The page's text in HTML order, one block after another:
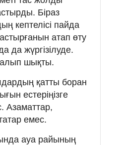
Біраз
кептелісі пайда
атап өту
да жүргізілуде.
алып шықты.
қатты боран
естеріңізге
Азаматтар,
емес.
ауа райының